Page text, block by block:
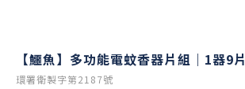
【鱷魚】多功能電蚊香器片組｜1器9片
環署衛製字第2187號